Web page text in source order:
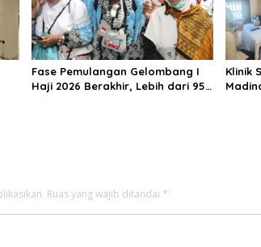
Fase Pemulangan Gelombang I
Haji 2026 Berakhir, Lebih dari 95
Klinik
Ruas yang wajib ditandai *